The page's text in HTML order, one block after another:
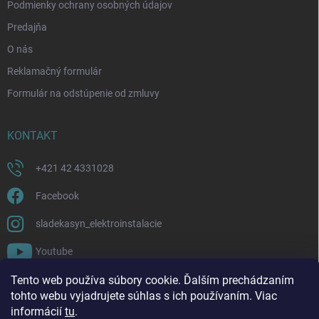
Tento web používa súbory cookie. Ďalším prechádzaním
tohto webu vyjadrujete súhlas s ich používaním. Viac
informácií tu.
Podmienky ochrany osobných údajov
Predajňa
O nás
Reklamačný formulár
Formulár na odstúpenie od zmluvy
KONTAKT
+421 42 4331028
Facebook
sladekasyn_elektroinstalacie
Youtube
FACEBOOK